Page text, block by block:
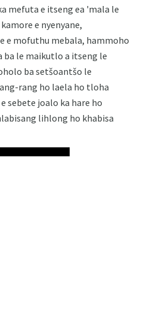
mefuta e itseng ea 'mala le
e nyenyane,
e mofuthu mebala, hammoho
ba le maikutlo a itseng le
ba setšoantšo le
rang ho laela ho tloha
sebete joalo ka hare ho
lihlong ho khabisa